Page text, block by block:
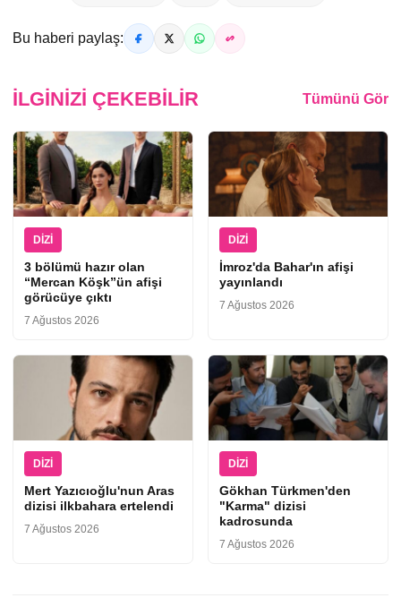
Bu haberi paylaş:
İLGINIZI ÇEKEBILIR Tümünü Gör
DIZI
3 bölümü hazır olan
“Mercan Köşk”ün afişi
görücüye çıktı
7 Ağustos 2026
DIZI
İmroz'da Bahar'ın afişi
yayınlandı
7 Ağustos 2026
DIZI
Mert Yazıcıoğlu'nun Aras
dizisi ilkbahara ertelendi
7 Ağustos 2026
DIZI
Gökhan Türkmen'den
"Karma" dizisi
kadrosunda
7 Ağustos 2026